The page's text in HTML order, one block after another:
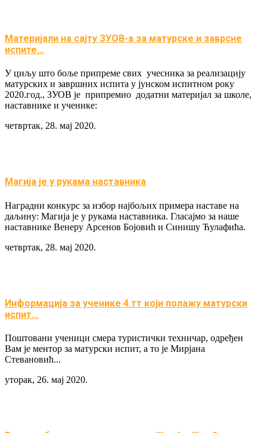
Материјали на сајту ЗУОВ-а за матурске и заврсне
испите…
У циљу што боље припреме свих учесника за реализацију
матурских и завршних испита у јунском испитном року
2020.год., ЗУОВ је припремио додатни материјал за школе,
наставнике и ученике:
четвртак, 28. мај 2020.
Магија је у рукама наставника
Наградни конкурс за избор најбољих примера наставе на
даљину: Магија је у рукама наставника. Гласајмо за наше
наставнике Венеру Арсенов Бојовић и Синишу Ћулафића.
четвртак, 28. мај 2020.
Информација за ученике 4.тт који полажу матурски
испит…
Поштовани ученици смера туристички техничар, одређен
Вам је ментор за матурски испит, а то је Мирјана
Стевановић...
уторак, 26. мај 2020.